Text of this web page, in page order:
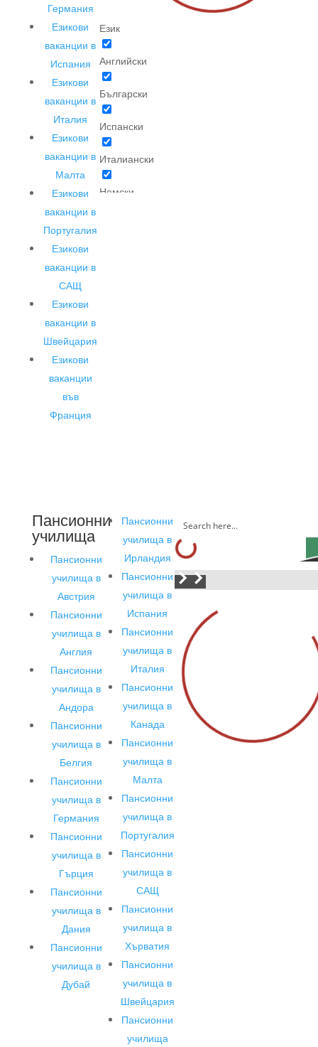
Германия
Езикови
ваканции в
Испания
Езикови
ваканции в
Италия
Езикови
ваканции в
Малта
Езикови
ваканции в
Португалия
Езикови
ваканции в
САЩ
Езикови
ваканции в
Швейцария
Езикови
ваканции
във
Франция
Език
Английски
Български
Испански
Италиански
Немски
Пансионни
училища
Пансионни
училища в
Австрия
Пансионни
училища в
Англия
Пансионни
училища в
Андора
Пансионни
училища в
Белгия
Пансионни
училища в
Германия
Пансионни
училища в
Гърция
Пансионни
училища в
Дания
Пансионни
училища в
Дубай
Пансионни
училища в
Ирландия
Пансионни
училища в
Испания
Пансионни
училища в
Италия
Пансионни
училища в
Канада
Пансионни
училища в
Малта
Пансионни
училища в
Португалия
Пансионни
училища в
САЩ
Пансионни
училища в
Хърватия
Пансионни
училища в
Швейцария
Пансионни
училища